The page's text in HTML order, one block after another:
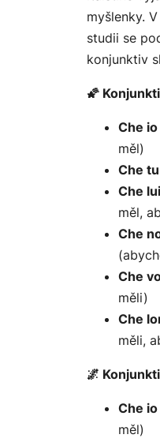
myšlenky.
studii se
konjunktiv
🌠
Che
měl)
Che
Che
měl,
Che
Che
měli)
Che
měli,
🌌
Che
měl)